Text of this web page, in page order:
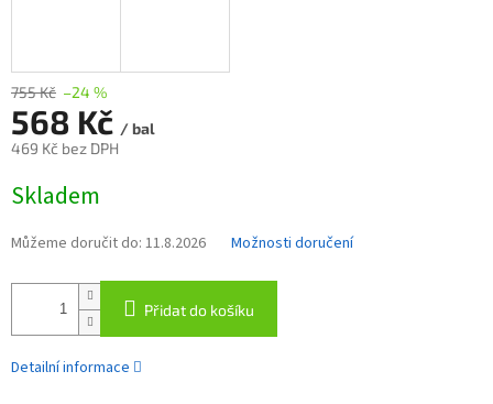
755 Kč –24 %
568 Kč / bal
469 Kč bez DPH
cena:
Skladem
Můžeme doručit do: 11.8.2026 Možnosti doručení
Přidat do košíku
Detailní informace